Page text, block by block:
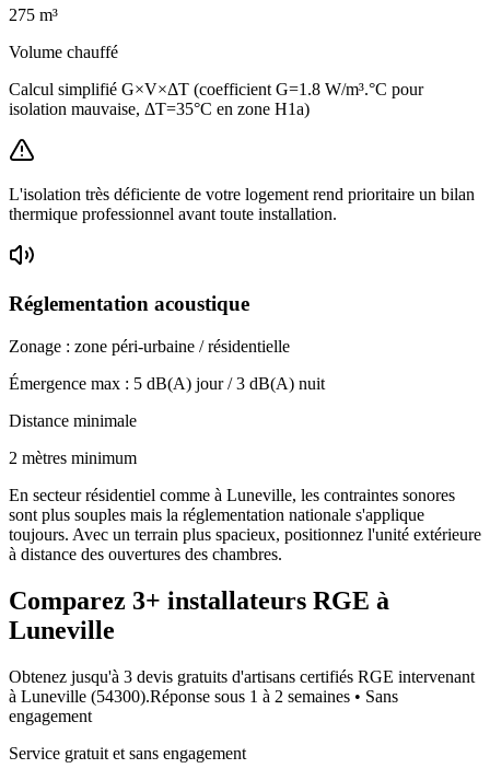
275 m³
Volume chauffé
Calcul simplifié G×V×ΔT (coefficient G=1.8 W/m³.°C pour
isolation mauvaise, ΔT=35°C en zone H1a)
L'isolation très déficiente de votre logement rend prioritaire un bilan
thermique professionnel avant toute installation.
Réglementation acoustique
Zonage : zone péri-urbaine / résidentielle
Émergence max : 5 dB(A) jour /3 dB(A) nuit
Distance minimale
2 mètres minimum
En secteur résidentiel comme à Luneville, les contraintes sonores
sont plus souples mais la réglementation nationale s'applique
toujours. Avec un terrain plus spacieux, positionnez l'unité extérieure
à distance des ouvertures des chambres.
Comparez 3+ installateurs RGE à
Luneville
Obtenez jusqu'à 3 devis gratuits d'artisans certifiés RGE intervenant
à Luneville (54300).Réponse sous 1 à 2 semaines • Sans
engagement
Service gratuit et sans engagement